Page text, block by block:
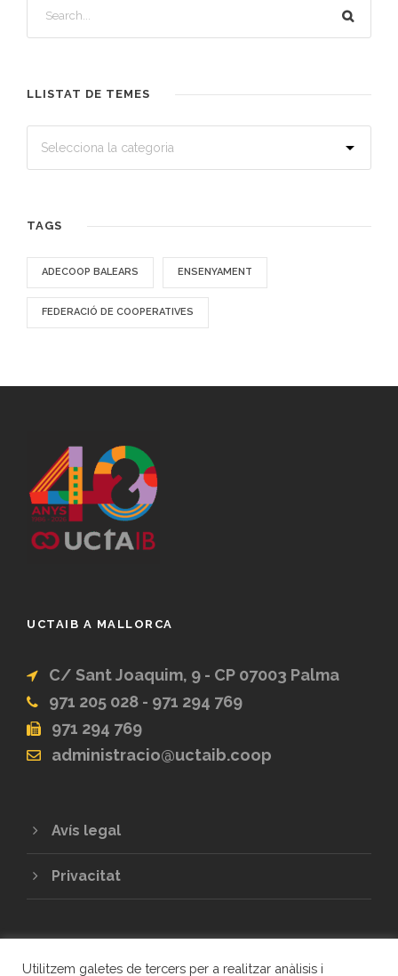
LLISTAT DE TEMES
TAGS
ADECOOP BALEARS ENSENYAMENT
FEDERACIÓ DE COOPERATIVES
UCTAIB A MALLORCA
C/ Sant Joaquim, 9 - CP 07003 Palma
971 205 028 - 971 294 769
971 294 769
administracio@uctaib.coop
Avís legal
Privacitat
Utilitzem galetes de tercers per a realitzar anàlisis i